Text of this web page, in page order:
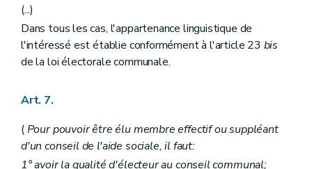
Art. 90
Art. 91
Art. 92
Art. 93
Chapitre VII Du remboursement, par les particuliers, des frais de l'aide sociale
Art. 97
Art. 98
(...)
Dans tous les cas, l'appartenance linguistique de
l'intéressé est établie conformément à l'article 23 bis
de la loi électorale communale.
Art. 7.
(Pour pouvoir être élu membre effectif ou suppléant
d'un conseil de l'aide sociale, il faut:
1° avoir la qualité d'électeur au conseil communal;